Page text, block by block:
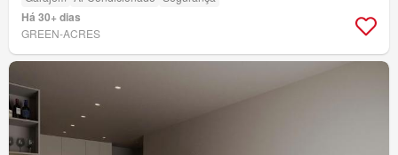
Há 30+ dias
GREEN-ACRES